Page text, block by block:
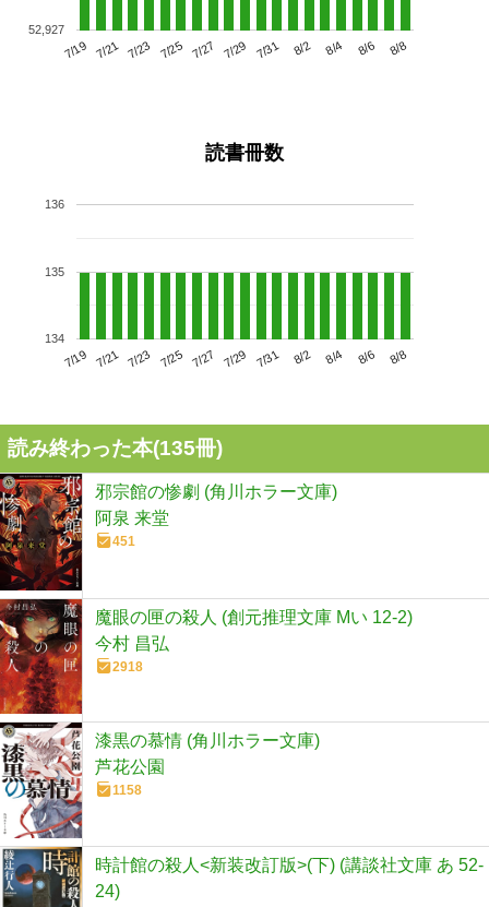
7/19 7/21 7/23 7/25 7/27 7/29 7/31 8/2 8/4 8/6 8/8
52,927
読書冊数
7/19 7/21 7/23 7/25 7/27 7/29 7/31 8/2 8/4 8/6 8/8
134
135
136
読み終わった本(135冊)
邪宗館の惨劇 (角川ホラー文庫)
阿泉 来堂
451
魔眼の匣の殺人 (創元推理文庫 Mい 12-2)
今村 昌弘
2918
漆黒の慕情 (角川ホラー文庫)
芦花公園
1158
時計館の殺人<新装改訂版>(下) (講談社文庫 あ 52-
24)